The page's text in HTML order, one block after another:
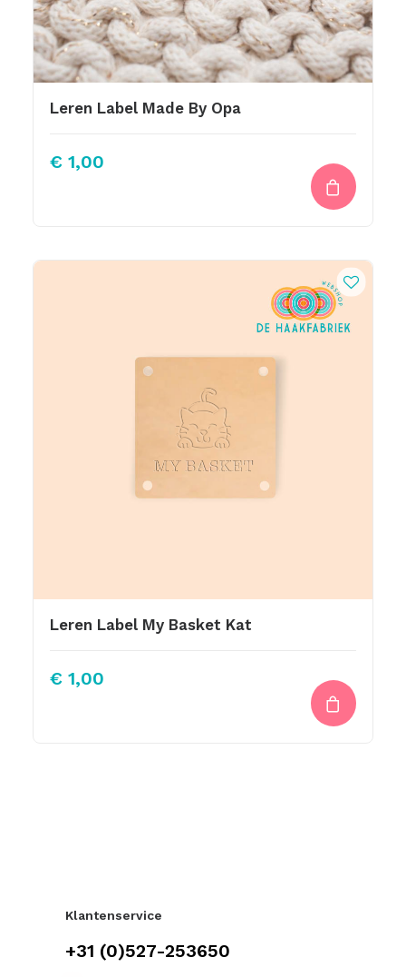
Leren Label Made By Opa
€ 1,00
Leren Label My Basket Kat
€ 1,00
Klantenservice
+31 (0)527-253650